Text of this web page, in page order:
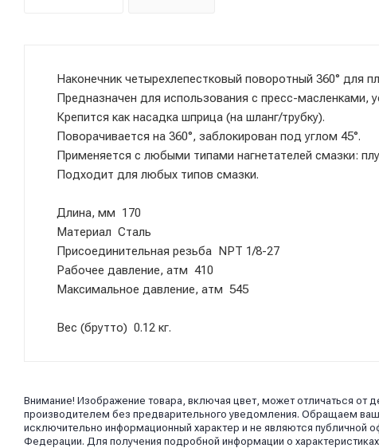
Наконечник четырехлепестковый поворотный 360° для
Предназначен для использования с пресс-масленками,
Крепится как насадка шприца (на шланг/трубку).
Поворачивается на 360°, заблокирован под углом 45°.
Применяется с любыми типами нагнетателей смазки:
Подходит для любых типов смазки.
Длина, мм 170
Материал Сталь
Присоединительная резьба NPT 1/8-27
Рабочее давление, атм 410
Максимальное давление, aтм 545
Вес (брутто) 0.12 кг.
Внимание! Изображение товара, включая цвет, может отличаться от
производителем без предварительного уведомления. Обращаем
исключительно информационный характер и не являются публичной
Федерации. Для получения подробной информации о